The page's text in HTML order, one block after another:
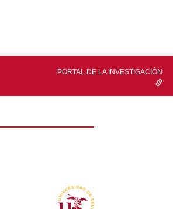
PORTAL DE LA INVESTIGACIÓN